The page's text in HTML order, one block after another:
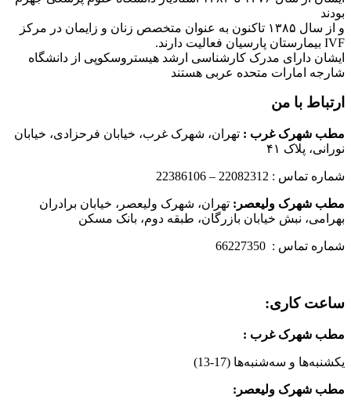
بودند
و از سال ۱۳۸۵ تاکنون به عنوان متخصص زنان و زایمان در مرکز
IVF بیمارستان پارسیان فعالیت دارند.
ایشان دارای مدرک کارشناسی ارشد هیستروسکوپی از دانشگاه
شارجه امارات متحده عربی هستند
ارتباط با من
مطب شهرک غرب : تهران، شهرک غرب، خیابان فرحزادی، خیابان
نورانی، پلاک ۴۱
شماره تماس : 22082312 – 22386106
مطب شهرک ولیعصر: تهران، شهرک ولیعصر، خیابان برادران
بهرامی، نبش خیابان بازرگان، طبقه دوم، بانک مسکن
شماره تماس : 66227350
ساعت کاری:
مطب شهرک غرب :
یکشنبه‌ها و سه‌شنبه‌ها (17-13)
مطب شهرک ولیعصر: